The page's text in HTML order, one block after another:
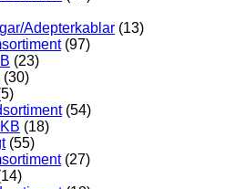
Adepterkablar (13)
(97)
(23)
(30)
(54)
(18)
(55)
(27)